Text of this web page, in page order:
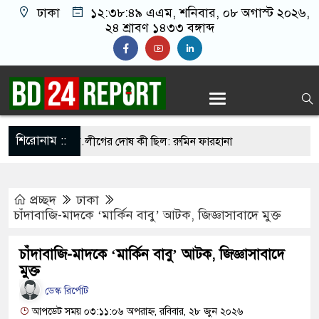
ঢাকা ১২:৩৮:৫০ এএম, শনিবার, ০৮ অগাস্ট ২০২৬,
২৪ শ্রাবণ ১৪৩৩ বঙ্গাব্দ
শিরোনাম ::
তাহলে আ.লীগের দোষ কী ছিল: রুমিন ফারহানা
মেসির বাবা
জালে উঠলো ৪৬ মণ ইলিশ, বিক্রি সাড়ে ৪৮ লাখ
প্রচ্ছদ
ঢাকা
চাঁদাবাজি-মাদকে ‘মার্কিন বাবু’ আটক, জিজ্ঞাসাবাদে মুক্ত
চাঁদাবাজি-মাদকে ‘মার্কিন বাবু’ আটক, জিজ্ঞাসাবাদে
মুক্ত
ডেস্ক রির্পোট
আপডেট সময় ০৩:১১:০৬ অপরাহ্ন, রবিবার, ২৮ জুন ২০২৬